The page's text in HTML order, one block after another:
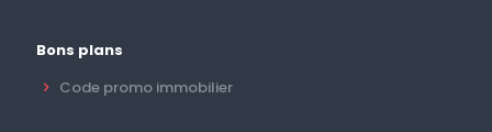
Bons plans
Code promo immobilier